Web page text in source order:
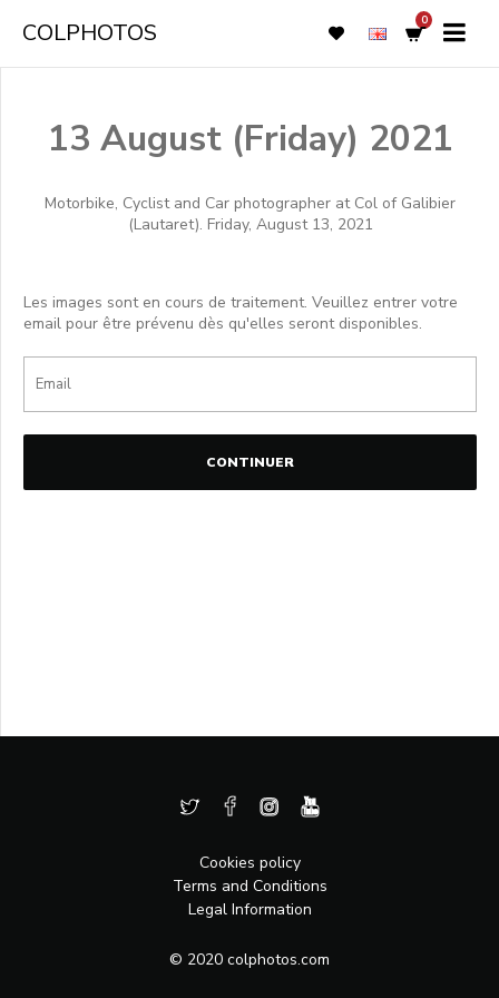
COLPHOTOS 0
13 August (Friday) 2021
Motorbike, Cyclist and Car photographer at Col of Galibier
(Lautaret). Friday, August 13, 2021
Les images sont en cours de traitement. Veuillez entrer votre
email pour être prévenu dès qu'elles seront disponibles.
CONTINUER
Cookies policy
Terms and Conditions
Legal Information
© 2020 colphotos.com